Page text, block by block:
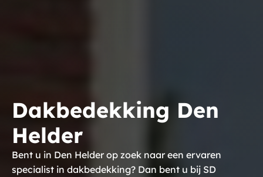
Dakbedekking Den
Helder
Bent u in Den Helder op zoek naar een ervaren
specialist in dakbedekking? Dan bent u bij SD